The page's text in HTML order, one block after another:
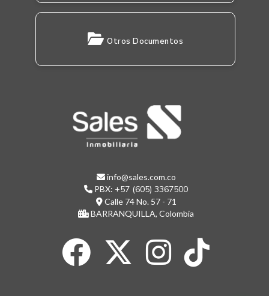
Otros Documentos
info@sales.com.co
PBX: +57 (605) 3367500
Calle 74 No. 57 - 71
BARRANQUILLA, Colombia